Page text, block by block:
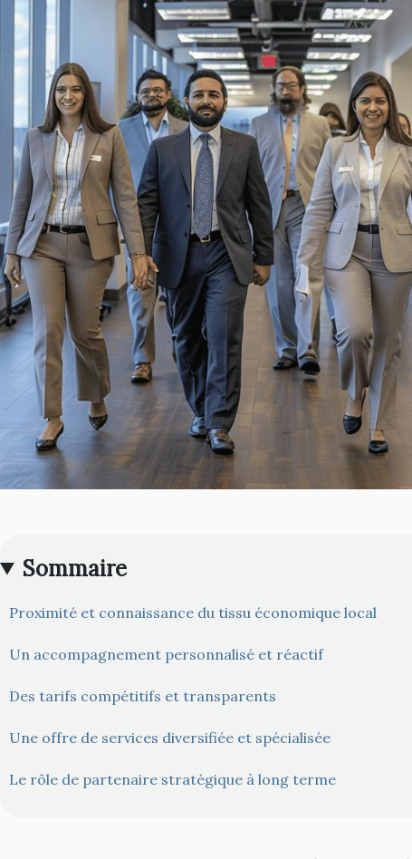
Sommaire
Proximité et connaissance du tissu économique local
Un accompagnement personnalisé et réactif
Des tarifs compétitifs et transparents
Une offre de services diversifiée et spécialisée
Le rôle de partenaire stratégique à long terme